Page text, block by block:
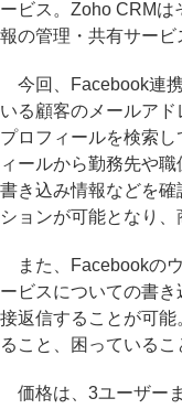
ービス。Zoho CRMは
報の管理・共有サービ
今回、Facebook連
いる顧客のメールア
プロフィールを検索
ィールから勤務先や
書き込み情報などを
ションが可能となり、
また、Facebookの
ービスについての書
接返信することが可
ること、困っているこ
価格は、3ユーザー